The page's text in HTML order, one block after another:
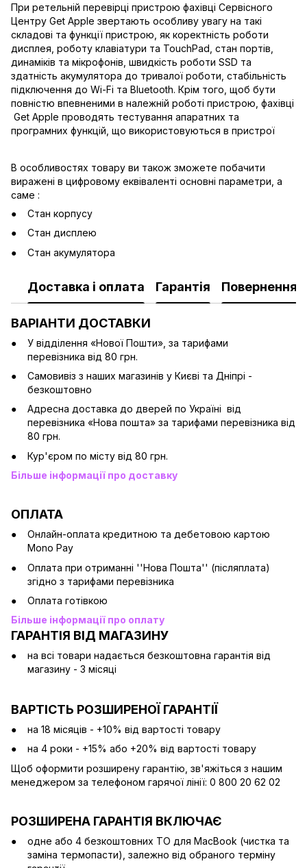
При ретельній перевірці пристрою фахівці Сервісного
Центру Get Apple звертають особливу увагу на такі
складові та функції пристрою, як коректність роботи
дисплея, роботу клавіатури та TouchPad, стан портів,
динаміків та мікрофонів, швидкість роботи SSD та
здатність акумулятора до тривалої роботи, стабільність
підключення до Wi-Fi та Bluetooth. Крім того, щоб бути
повністю впевненими в належній роботі пристрою, фахівці
Get Apple проводять тестування апаратних та
програмних функцій, що використовуються в пристрої
В особливостях товару ви також зможете побачити
виражені в цифровому еквіваленті основні параметри, а
саме :
Стан корпусу
Стан дисплею
Стан акумулятора
Доставка і оплата Гарантія Повернення
ВАРІАНТИ ДОСТАВКИ
У відділення «Нової Пошти», за тарифами
перевізника від 80 грн.
Cамовивіз з наших магазинів у Києві та Дніпрі -
безкоштовно
Адресна доставка до дверей по Україні від
перевізника «Нова пошта» за тарифами перевізника від
80 грн.
Кур'єром по місту від 80 грн.
Більше інформації про доставку
ОПЛАТА
Онлайн-оплата кредитною та дебетовою картою
Mono Pay
Оплата при отриманні ''Нова Пошта'' (післяплата)
згідно з тарифами перевізника
Оплата готівкою
Більше інформації про оплату
ГАРАНТІЯ ВІД МАГАЗИНУ
на всі товари надається безкоштовна гарантія від
магазину - 3 місяці
ВАРТІСТЬ РОЗШИРЕНОЇ ГАРАНТІЇ
на 18 місяців - +10% від вартості товару
на 4 роки - +15% або +20% від вартості товару
Щоб оформити розширену гарантію, зв'яжіться з нашим
менеджером за телефоном гарячої лінії: 0 800 20 62 02
РОЗШИРЕНА ГАРАНТІЯ ВКЛЮЧАЄ
одне або 4 безкоштовних ТО для MacBook (чистка та
заміна термопасти), залежно від обраного терміну